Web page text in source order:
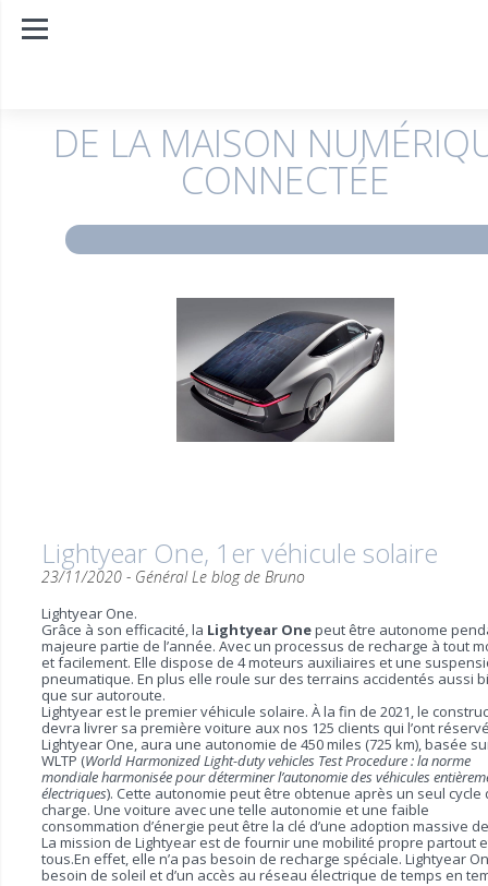
DE LA MAISON
CONNECTÉE
Lightyear One, 1er véhicule solaire
23/11/2020 - Général Le blog de Bruno
Lightyear One.
Grâce à son efficacité, la Lightyear Onepeut être autonome
majeure partie de l’année. Avec un processus de recharge à tout
et facilement. Elle dispose de 4 moteurs auxiliaires et une
pneumatique. En plus elle roule sur des terrains accidentés aussi
que sur autoroute.
Lightyear est le premier véhicule solaire. À la fin de 2021, le
devra livrer sa première voiture aux nos 125 clients qui l’ont
Lightyear One, aura une autonomie de 450 miles (725 km), basée
WLTP (World Harmonized Light-duty vehicles Test Procedure : la norme
mondiale harmonisée pour déterminer l’autonomie des véhicules
électriques). Cette autonomie peut être obtenue après un seul cycle
charge. Une voiture avec une telle autonomie et une faible
consommation d’énergie peut être la clé d’une adoption massive
La mission de Lightyear est de fournir une mobilité propre partout
tous.En effet, elle n’a pas besoin de recharge spéciale. Lightyear
besoin de soleil et d’un accès au réseau électrique de temps en